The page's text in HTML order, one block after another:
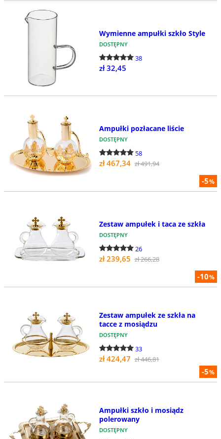
Wymienne ampułki szkło Style
DOSTĘPNY
38
zł 32,45
-5%
Ampułki pozłacane liście
DOSTĘPNY
58
zł 467,34 zł 491,94
-10%
Zestaw ampułek i taca ze szkła
DOSTĘPNY
26
zł 239,65 zł 266,28
-5%
Zestaw ampułek ze szkła na
tacce z mosiądzu
DOSTĘPNY
33
zł 424,47 zł 446,81
Ampułki szkło i mosiądz
polerowany
DOSTĘPNY